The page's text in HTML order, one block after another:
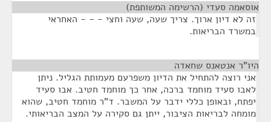
אוסאמה סעדי (הרשימה המשותפת)
זה לא דיון ארוך. צריך שעה, שעה וחצי - - - האחראי
במשרד הבריאות.
היו"ר אנטאנס שחאדה
אני רוצה להתחיל את הדיון משפרעם מעמותת הגליל. ניתן
לאבו סעיד מוחמד ברכה, אחר כך מוחמד חטיב. אבו סעיד
יפתח, ובאופן כללי ידבר על המשבר. ד"ר מוחמד חטיב, שהוא
מומחה לבריאות הציבור, ייתן גם סקירה על המצב הבריאותי.